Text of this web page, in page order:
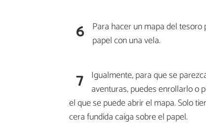
6 Para hacer un mapa del
papel con una vela.
7 Igualmente, para que se
aventuras, puedes enrollarlo o
el que se puede abrir el mapa. Solo
cera fundida caiga sobre el papel.